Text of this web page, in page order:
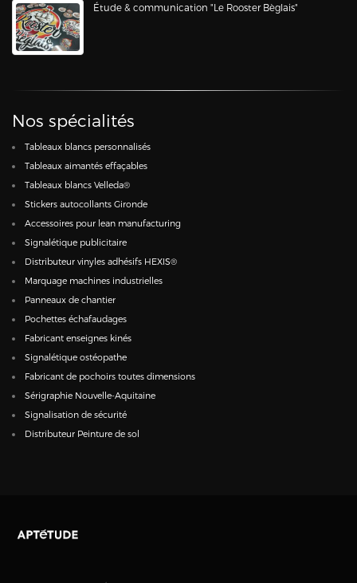
Étude & communication "Le Rooster Bèglais"
Nos spécialités
Tableaux blancs personnalisés
Tableaux aimantés effaçables
Tableaux blancs Velleda®
Stickers autocollants Gironde
Accessoires pour lean manufacturing
Signalétique publicitaire
Distributeur vinyles adhésifs HEXIS®
Marquage machines industrielles
Panneaux de chantier
Pochettes échafaudages
Fabricant enseignes kinés
Signalétique ostéopathe
Fabricant de pochoirs toutes dimensions
Sérigraphie Nouvelle-Aquitaine
Signalisation de sécurité
Distributeur Peinture de sol